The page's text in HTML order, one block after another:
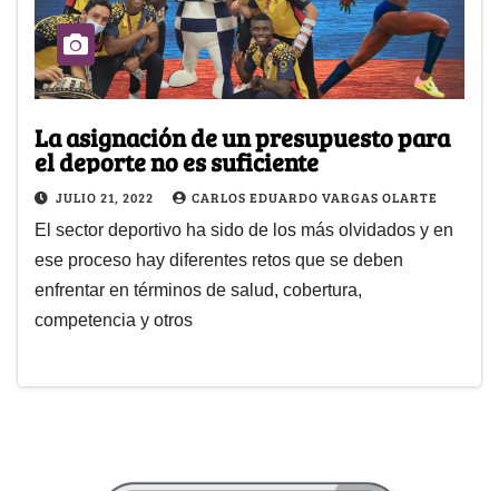
La asignación de un presupuesto para
el deporte no es suficiente
JULIO 21, 2022 CARLOS EDUARDO VARGAS OLARTE
El sector deportivo ha sido de los más olvidados y en
ese proceso hay diferentes retos que se deben
enfrentar en términos de salud, cobertura,
competencia y otros